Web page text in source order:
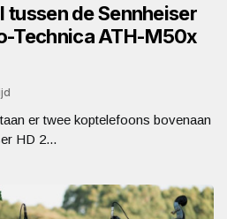
tussen de Sennheiser
Technica ATH-M50x
er twee koptelefoons bovenaan
HD 2...